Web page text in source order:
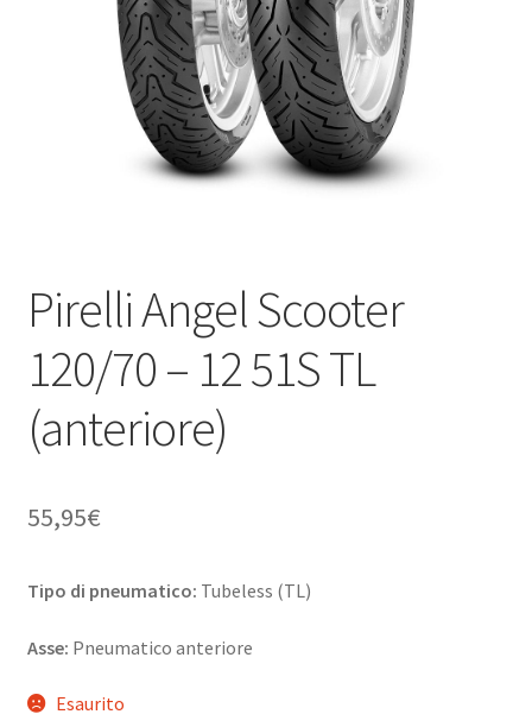
Pirelli Angel Scooter
120/70 – 12 51S TL
(anteriore)
55,95€
Tipo di pneumatico: Tubeless (TL)
Asse: Pneumatico anteriore
Esaurito